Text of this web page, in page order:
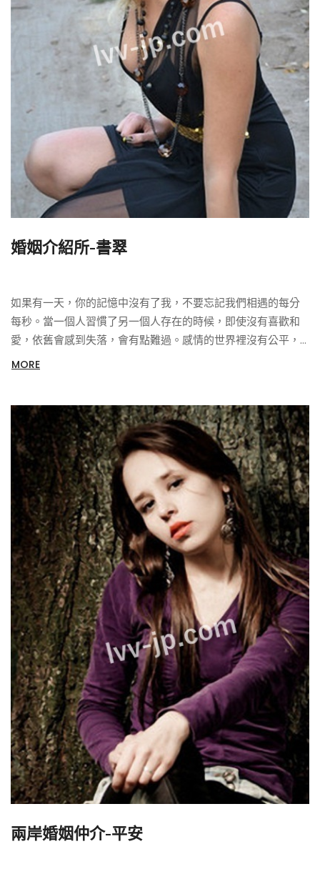
婚姻介紹所-書翠
如果有一天，你的記憶中沒有了我，不要忘記我們相遇的每分
每秒。當一個人習慣了另一個人存在的時候，即使沒有喜歡和
愛，依舊會感到失落，會有點難過。感情的世界裡沒有公平，
我不會去計較。我們在一起的日子，會是我今生最美麗的回
MORE
兩岸婚姻仲介-平安